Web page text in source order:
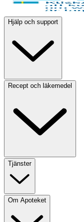
Hjälp och support
Recept och läkemedel
Tjänster
Om Apoteket